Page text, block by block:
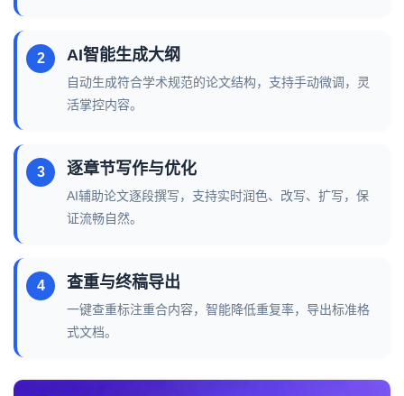
AI智能生成大纲
自动生成符合学术规范的论文结构，支持手动微调，灵
活掌控内容。
逐章节写作与优化
AI辅助论文逐段撰写，支持实时润色、改写、扩写，保
证流畅自然。
查重与终稿导出
一键查重标注重合内容，智能降低重复率，导出标准格
式文档。